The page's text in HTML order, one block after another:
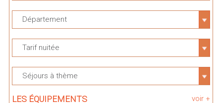
Département
Tarif nuitée
Séjours à thème
LES ÉQUIPEMENTS voir +